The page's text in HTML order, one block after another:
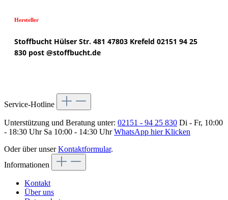
Hersteller
Stoffbucht Hülser Str. 481 47803 Krefeld 02151 94 25
830 post @stoffbucht.de
Service-Hotline
Unterstützung und Beratung unter: 02151 - 94 25 830 Di - Fr, 10:00
- 18:30 Uhr Sa 10:00 - 14:30 UhrWhatsApp hier Klicken
Oder über unserKontaktformular.
Informationen
Kontakt
Über uns